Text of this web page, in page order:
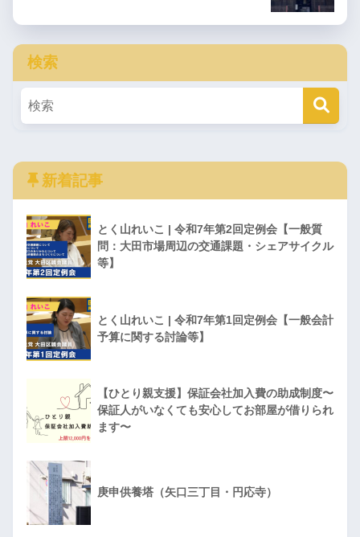
検索
新着記事
とく山れいこ | 令和7年第2回定例会【一般質
問：大田市場周辺の交通課題・シェアサイクル
等】
とく山れいこ | 令和7年第1回定例会【一般会計
予算に関する討論等】
【ひとり親支援】保証会社加入費の助成制度〜
保証人がいなくても安心してお部屋が借りられ
ます〜
庚申供養塔（矢口三丁目・円応寺）